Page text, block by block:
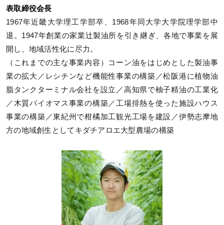
表取締役会長
1967年近畿大学理工学部卒、1968年同大学大学院理学部中
退。1947年創業の家業辻製油所を引き継ぎ、各地で事業を展
開し、地域活性化に尽力。
（これまでの主な事業内容）コーン油をはじめとした製油事
業の拡大／レシチンなど機能性事業の構築／松阪港に植物油
脂タンクターミナル会社を設立／高知県で柚子精油の工業化
／木質バイオマス事業の構築／工場排熱を使った施設ハウス
事業の構築／東紀州で柑橘加工観光工場を建設／伊勢志摩地
方の地域創生としてキダチアロエ大型農場の構築